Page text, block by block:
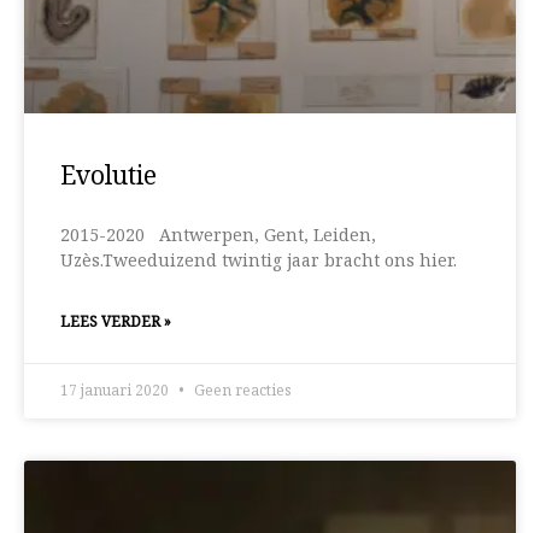
Evolutie
2015-2020 Antwerpen, Gent, Leiden,
Uzès.Tweeduizend twintig jaar bracht ons hier.
LEES VERDER »
17 januari 2020 Geen reacties